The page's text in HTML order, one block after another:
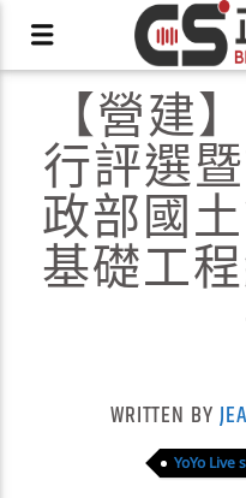
【營建
行評選
政部國
基礎工
WRITTEN BY
YoYo Live